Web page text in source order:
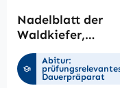
Nadelblatt der
Waldkiefer,
Querschnitt
Abitur:
Dauerpräparat